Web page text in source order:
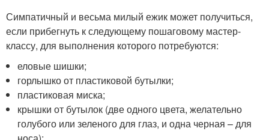
Симпатичный и весьма милый ежик может получиться,
если прибегнуть к следующему пошаговому мастер-
классу, для выполнения которого потребуются:
еловые шишки;
горлышко от пластиковой бутылки;
пластиковая миска;
крышки от бутылок (две одного цвета, желательно
голубого или зеленого для глаз, и одна черная – для